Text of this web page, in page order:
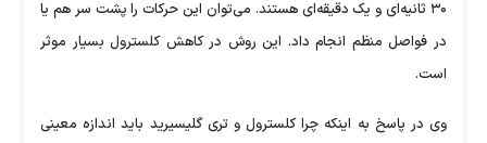
۳۰ ثانیه‌ای و یک دقیقه‌ای هستند. می‌توان این حرکات را پشت سر هم یا
در فواصل منظم انجام داد. این روش در کاهش کلسترول بسیار موثر
است.
وی در پاسخ به اینکه چرا کلسترول و تری گلیسیرید باید اندازه معینی